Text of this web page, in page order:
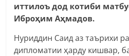
иттилоъ дод котиби
Иброҳим Аҳмадов.
Нуриддин Саид аз таърихи
дипломатии ҳарду кишвар,